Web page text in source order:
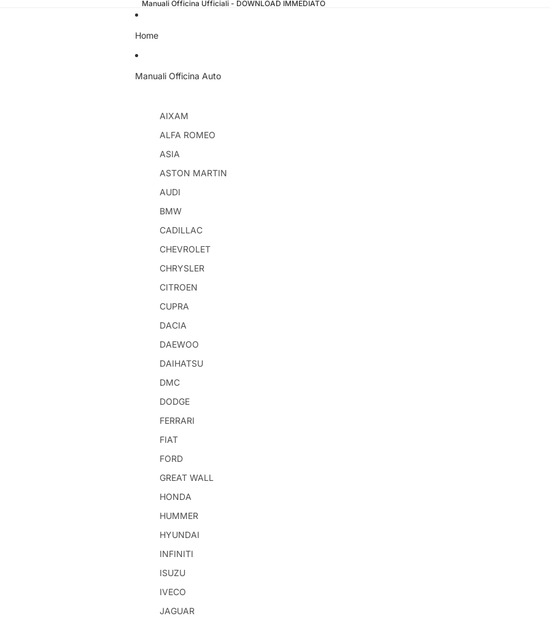
Manuali Officina Ufficiali - DOWNLOAD IMMEDIATO
Home
Manuali Officina Auto
AIXAM
ALFA ROMEO
ASIA
ASTON MARTIN
AUDI
BMW
CADILLAC
CHEVROLET
CHRYSLER
CITROEN
CUPRA
DACIA
DAEWOO
DAIHATSU
DMC
DODGE
FERRARI
FIAT
FORD
GREAT WALL
HONDA
HUMMER
HYUNDAI
INFINITI
ISUZU
IVECO
JAGUAR